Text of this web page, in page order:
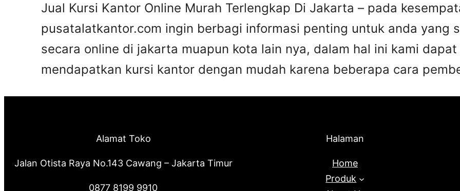
Jual Kursi Kantor Online Murah Terlengkap Di Jakarta – pada
pusatalatkantor.com ingin berbagi informasi penting untuk anda yang
secara online di jakarta muapun kota lain nya, dalam hal ini kami
mendapatkan kursi kantor dengan mudah karena beberapa cara
Alamat Toko
Jalan Otista Raya No.143 Cawang – Jakarta Timur
0877 8199 9910
Halaman
Home
Produk